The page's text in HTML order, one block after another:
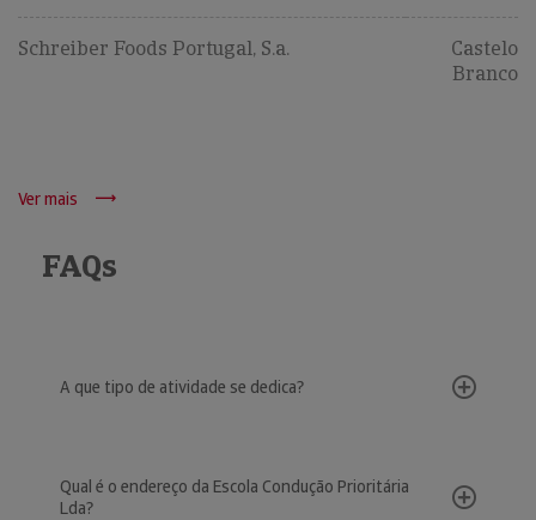
Schreiber Foods Portugal, S.a.
Castelo
Branco
Ver mais
FAQs
A que tipo de atividade se dedica?
Qual é o endereço da Escola Condução Prioritária
Lda?